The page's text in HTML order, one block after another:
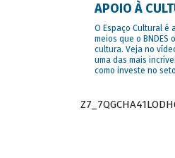
APOIO À
O Espaço Cultural é
meios que o BNDES
cultura. Veja no
uma das mais
como investe no